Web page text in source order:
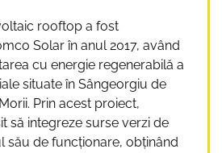
rooftop a fost
Solar în anul 2017, având
cu energie regenerabilă a
situate în Sângeorgiu de
Prin acest proiect,
să integreze surse verzi de
său de funcționare, obținând